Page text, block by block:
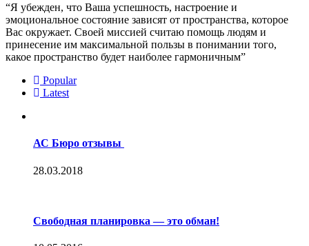
“Я убежден, что Ваша успешность, настроение и
эмоциональное состояние зависят от пространства, которое
Вас окружает. Своей миссией считаю помощь людям и
принесение им максимальной пользы в понимании того,
какое пространство будет наиболее гармоничным”
Popular
Latest
АС Бюро отзывы
28.03.2018
Свободная планировка — это обман!